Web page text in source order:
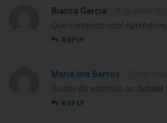
Bianca Garcia
Que conteúdo rico! Aprendi
REPLY
Maria Isis Barros
Gostei do estímulo ao debate!
REPLY